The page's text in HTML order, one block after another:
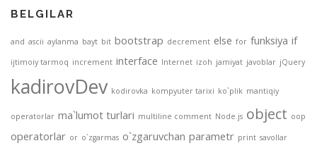
BELGILAR
and ascii aylanma bayt bit bootstrap decrement else for funksiya if
ijtimoiy tarmoq increment interface Internet izoh jamiyat javoblar jQuery
kadirovDev kodirovka kompyuter tarixi ko`plik mantiqiy
operatorlar ma`lumot turlari multiline comment Node.js object oop
operatorlar or o`zgarmas o`zgaruvchan parametr print savollar